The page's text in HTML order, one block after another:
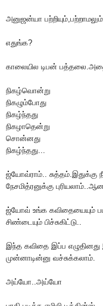
அனுஜன்யா பற்றியும்,பற்றாமலும்
எதுங்க?
காலையில டிபன்
நிகழ்வொன்று
நிகழும்போது
நிகழ்ந்தது
நிகழாதென்று
சொன்னது
நிகழ்ந்தது...
ஜ்யோவ்ராம்..
நேசமித்ரனுக்கு
ஜ்யோவ் உங்க கவிதையையும்
சிண்டையும் பிச்சுகிட்டு..
இந்த கவிதை இப்ப எழுதினது
முன்னாடின்னு வச்சுக்கலாம்.
அய்யோ..அய்யோ